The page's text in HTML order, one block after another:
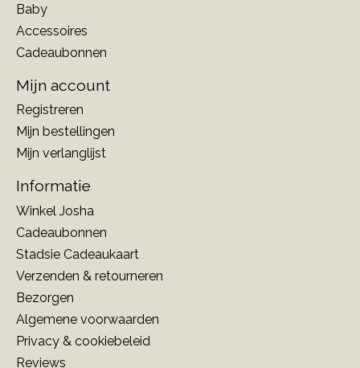
Baby
Accessoires
Cadeaubonnen
Mijn account
Registreren
Mijn bestellingen
Mijn verlanglijst
Informatie
Winkel Josha
Cadeaubonnen
Stadsie Cadeaukaart
Verzenden & retourneren
Bezorgen
Algemene voorwaarden
Privacy & cookiebeleid
Reviews